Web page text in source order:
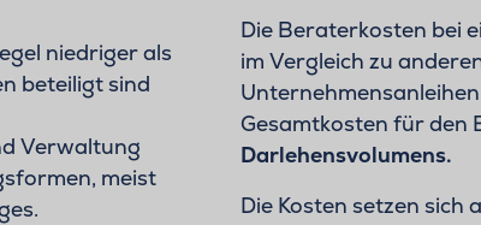
niedriger als
beteiligt sind
Verwaltung
meist
Die Beraterkosten bei
im Vergleich zu
Gesamtkosten für den
Darlehensvolumens.
Die Kosten setzen sich